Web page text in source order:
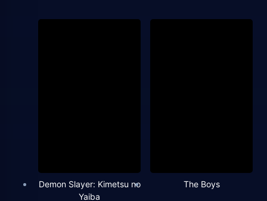
Demon Slayer: Kimetsu no
Yaiba
The Boys